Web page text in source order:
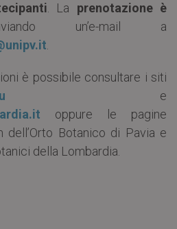
. La prenotazione è
un’e-mail a
.
è possibile consultare i siti
e
oppure le pagine
dell’Orto Botanico di Pavia e
della Lombardia.